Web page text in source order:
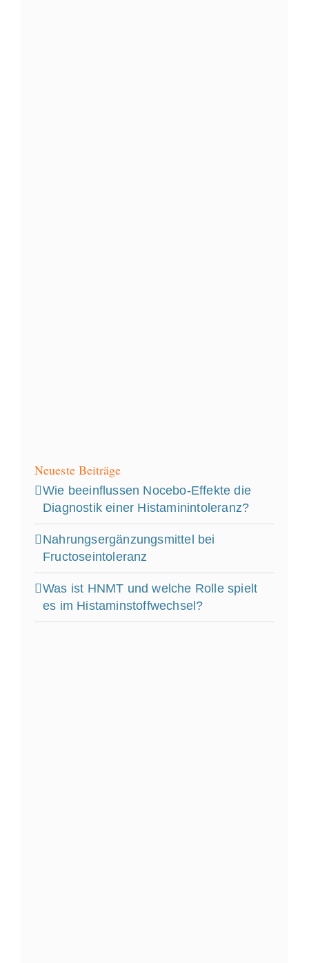
Neueste Beiträge
Wie beeinflussen Nocebo‑Effekte die
Diagnostik einer Histaminintoleranz?
Nahrungsergänzungsmittel bei
Fructoseintoleranz
Was ist HNMT und welche Rolle spielt
es im Histaminstoffwechsel?